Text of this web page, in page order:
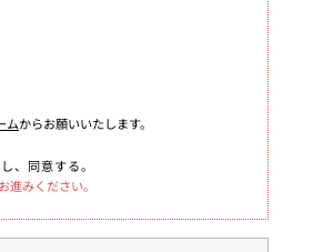
ムからお願いいたします。
、同意する。
進みください。